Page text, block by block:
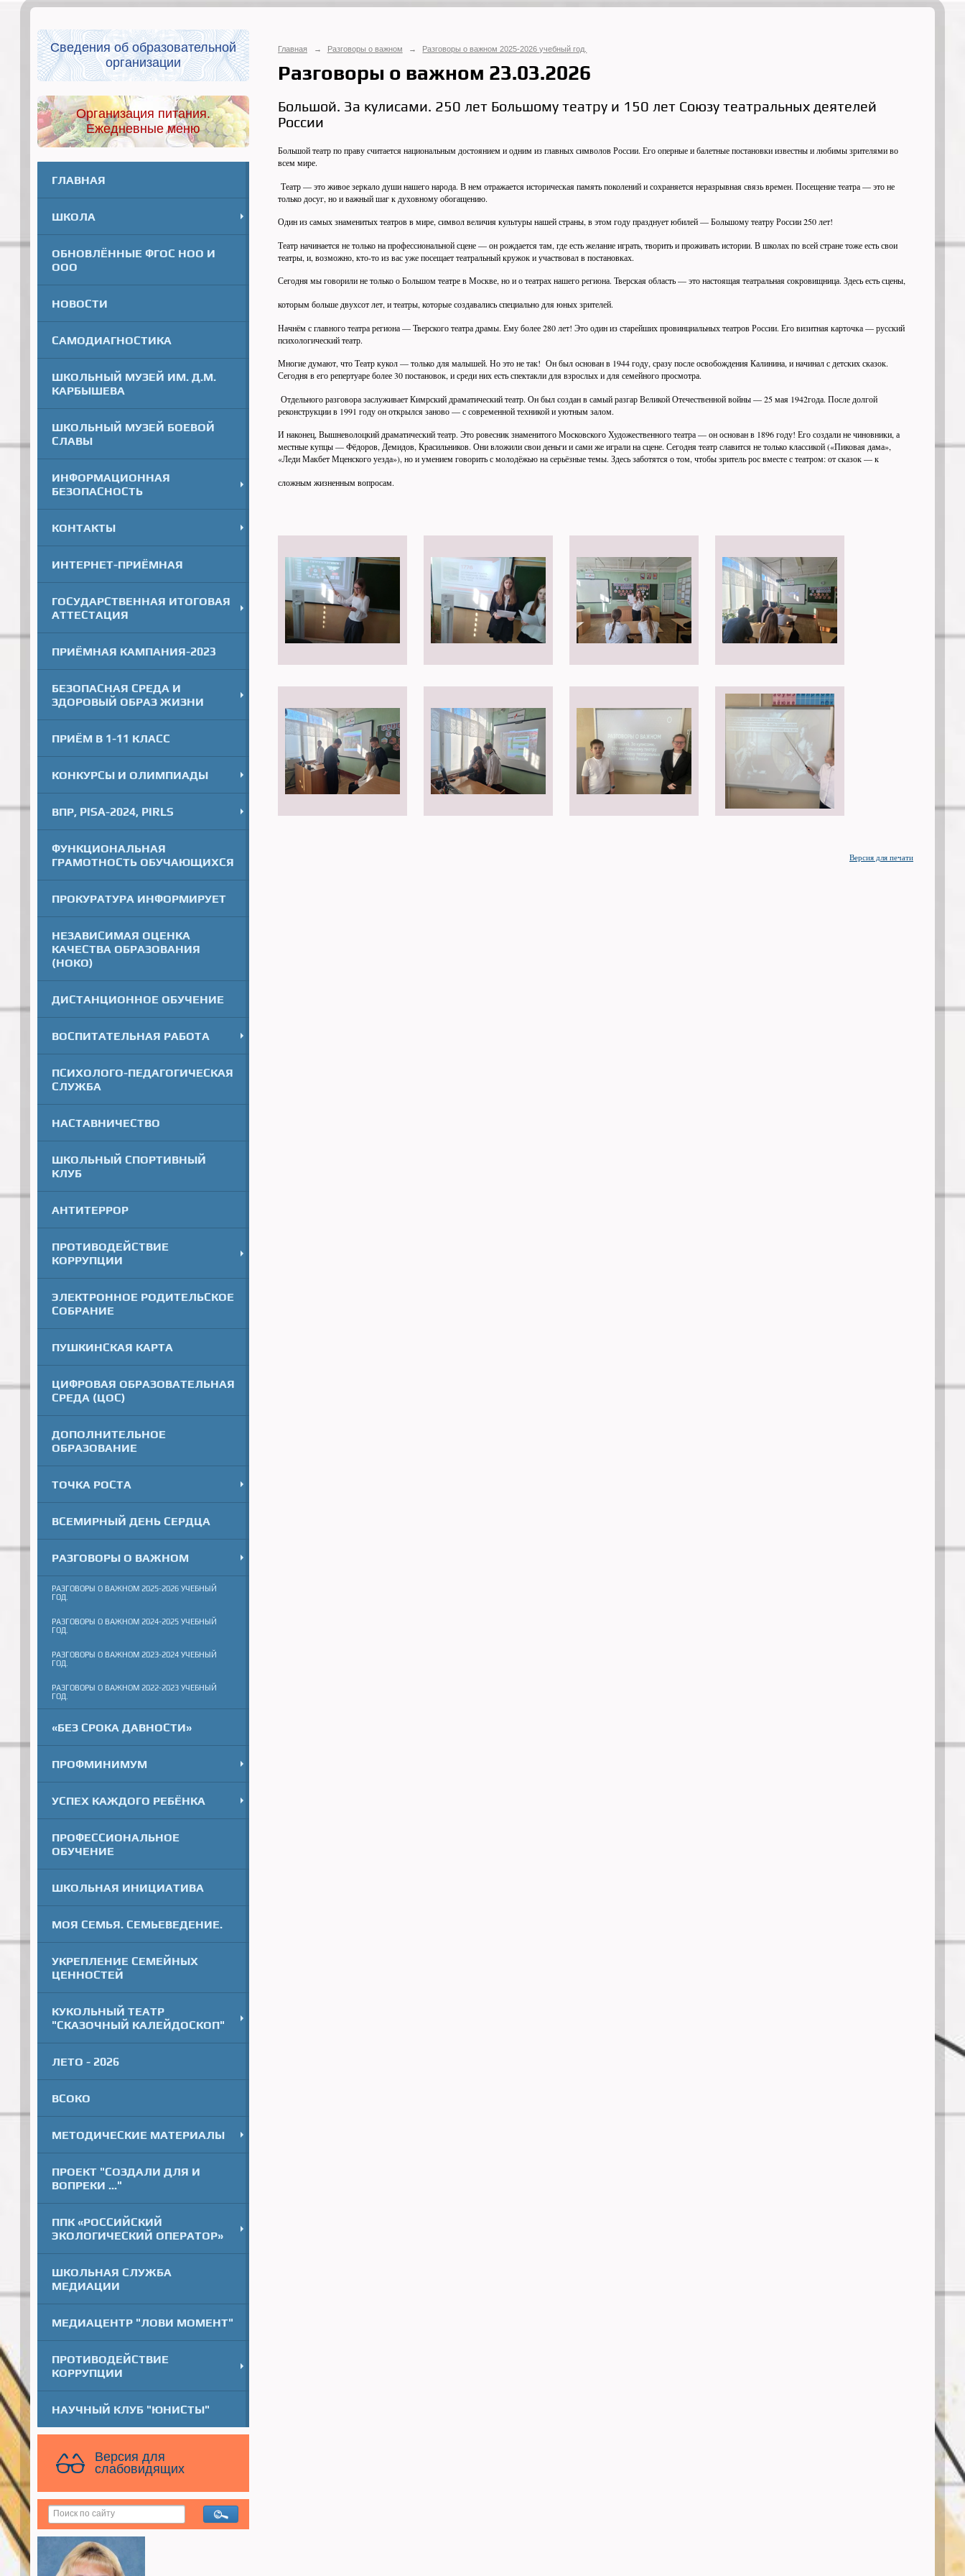
Сведения об образовательной
организации
Организация питания.
Ежедневные меню
ГЛАВНАЯ
ШКОЛА
ОБНОВЛЁННЫЕ ФГОС НОО И
ООО
НОВОСТИ
САМОДИАГНОСТИКА
ШКОЛЬНЫЙ МУЗЕЙ ИМ. Д.М.
КАРБЫШЕВА
ШКОЛЬНЫЙ МУЗЕЙ БОЕВОЙ
СЛАВЫ
ИНФОРМАЦИОННАЯ
БЕЗОПАСНОСТЬ
КОНТАКТЫ
ИНТЕРНЕТ-ПРИЁМНАЯ
ГОСУДАРСТВЕННАЯ ИТОГОВАЯ
АТТЕСТАЦИЯ
ПРИЁМНАЯ КАМПАНИЯ-2023
БЕЗОПАСНАЯ СРЕДА И
ЗДОРОВЫЙ ОБРАЗ ЖИЗНИ
ПРИЁМ В 1-11 КЛАСС
КОНКУРСЫ И ОЛИМПИАДЫ
ВПР, PISA-2024, PIRLS
ФУНКЦИОНАЛЬНАЯ
ГРАМОТНОСТЬ ОБУЧАЮЩИХСЯ
ПРОКУРАТУРА ИНФОРМИРУЕТ
НЕЗАВИСИМАЯ ОЦЕНКА
КАЧЕСТВА ОБРАЗОВАНИЯ
(НОКО)
ДИСТАНЦИОННОЕ ОБУЧЕНИЕ
ВОСПИТАТЕЛЬНАЯ РАБОТА
ПСИХОЛОГО-ПЕДАГОГИЧЕСКАЯ
СЛУЖБА
НАСТАВНИЧЕСТВО
ШКОЛЬНЫЙ СПОРТИВНЫЙ
КЛУБ
АНТИТЕРРОР
ПРОТИВОДЕЙСТВИЕ
КОРРУПЦИИ
ЭЛЕКТРОННОЕ РОДИТЕЛЬСКОЕ
СОБРАНИЕ
ПУШКИНСКАЯ КАРТА
ЦИФРОВАЯ ОБРАЗОВАТЕЛЬНАЯ
СРЕДА (ЦОС)
ДОПОЛНИТЕЛЬНОЕ
ОБРАЗОВАНИЕ
ТОЧКА РОСТА
ВСЕМИРНЫЙ ДЕНЬ СЕРДЦА
РАЗГОВОРЫ О ВАЖНОМ
РАЗГОВОРЫ О ВАЖНОМ 2025-2026 УЧЕБНЫЙ
ГОД.
РАЗГОВОРЫ О ВАЖНОМ 2024-2025 УЧЕБНЫЙ
ГОД.
РАЗГОВОРЫ О ВАЖНОМ 2023-2024 УЧЕБНЫЙ
ГОД.
РАЗГОВОРЫ О ВАЖНОМ 2022-2023 УЧЕБНЫЙ
ГОД.
«БЕЗ СРОКА ДАВНОСТИ»
ПРОФМИНИМУМ
УСПЕХ КАЖДОГО РЕБЁНКА
ПРОФЕССИОНАЛЬНОЕ
ОБУЧЕНИЕ
ШКОЛЬНАЯ ИНИЦИАТИВА
МОЯ СЕМЬЯ. СЕМЬЕВЕДЕНИЕ.
УКРЕПЛЕНИЕ СЕМЕЙНЫХ
ЦЕННОСТЕЙ
КУКОЛЬНЫЙ ТЕАТР
"СКАЗОЧНЫЙ КАЛЕЙДОСКОП"
ЛЕТО - 2026
ВСОКО
МЕТОДИЧЕСКИЕ МАТЕРИАЛЫ
ПРОЕКТ "СОЗДАЛИ ДЛЯ И
ВОПРЕКИ ..."
ППК «РОССИЙСКИЙ
ЭКОЛОГИЧЕСКИЙ ОПЕРАТОР»
ШКОЛЬНАЯ СЛУЖБА
МЕДИАЦИИ
МЕДИАЦЕНТР "ЛОВИ МОМЕНТ"
ПРОТИВОДЕЙСТВИЕ
КОРРУПЦИИ
НАУЧНЫЙ КЛУБ "ЮНИСТЫ"
Версия для
слабовидящих
Главная → Разговоры о важном → Разговоры о важном 2025-2026 учебный год.
Разговоры о важном 23.03.2026
Большой. За кулисами. 250 лет Большому театру и 150 лет Союзу театральных деятелей
России
Большой театр по праву считается национальным достоянием и одним из главных символов России. Его оперные и балетные постановки известны и любимы зрителями во
всем мире.
Театр — это живое зеркало души нашего народа. В нем отражается историческая память поколений и сохраняется неразрывная связь времен. Посещение театра — это не
только досуг, но и важный шаг к духовному обогащению.
Один из самых знаменитых театров в мире, символ величия культуры нашей страны, в этом году празднует юбилей — Большому театру России 250 лет!
Театр начинается не только на профессиональной сцене — он рождается там, где есть желание играть, творить и проживать истории. В школах по всей стране тоже есть свои
театры, и, возможно, кто-то из вас уже посещает театральный кружок и участвовал в постановках.
Сегодня мы говорили не только о Большом театре в Москве, но и о театрах нашего региона. Тверская область — это настоящая театральная сокровищница. Здесь есть сцены,
которым больше двухсот лет, и театры, которые создавались специально для юных зрителей.
Начнём с главного театра региона — Тверского театра драмы. Ему более 280 лет! Это один из старейших провинциальных театров России. Его визитная карточка — русский
психологический театр.
Многие думают, что Театр кукол — только для малышей. Но это не так! Он был основан в 1944 году, сразу после освобождения Калинина, и начинал с детских сказок.
Сегодня в его репертуаре более 30 постановок, и среди них есть спектакли для взрослых и для семейного просмотра.
Отдельного разговора заслуживает Кимрский драматический театр. Он был создан в самый разгар Великой Отечественной войны — 25 мая 1942года. После долгой
реконструкции в 1991 году он открылся заново — с современной техникой и уютным залом.
И наконец, Вышневолоцкий драматический театр. Это ровесник знаменитого Московского Художественного театра — он основан в 1896 году! Его создали не чиновники, а
местные купцы — Фёдоров, Демидов, Красильников. Они вложили свои деньги и сами же играли на сцене. Сегодня театр славится не только классикой («Пиковая дама»,
«Леди Макбет Мценского уезда»), но и умением говорить с молодёжью на серьёзные темы. Здесь заботятся о том, чтобы зритель рос вместе с театром: от сказок — к
сложным жизненным вопросам.
Версия для печати